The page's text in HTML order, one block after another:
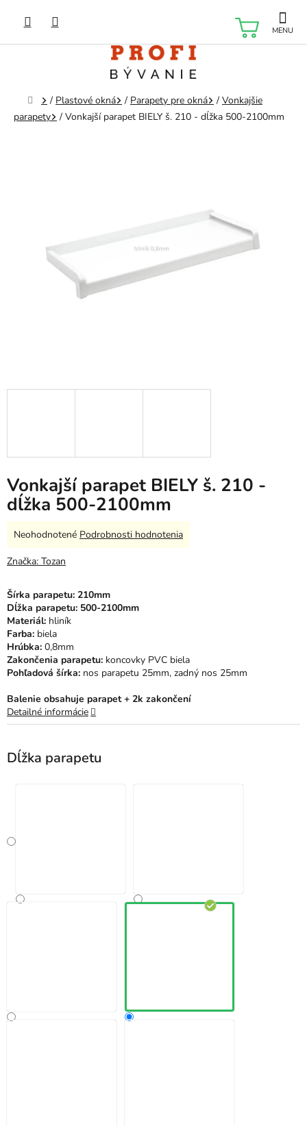
obsah
Domov
/ Plastové okná / Parapety pre okná / Vonkajšie
parapety
/ Vonkajší parapet BIELY š. 210 - dĺžka 500-2100mm
Vonkajší parapet BIELY š. 210 -
dĺžka 500-2100mm
Dĺžka parapetu
Šírka parapetu: 210mm
Dĺžka parapetu: 500-2100mm
Materiál: hliník
Farba: biela
Hrúbka: 0,8mm
Zakončenia parapetu: koncovky PVC biela
Pohľadová šírka: nos parapetu 25mm, zadný nos 25mm
Balenie obsahuje parapet + 2k zakončení
Detailné informácie
Priemerné
produktu
z
5
hviezdičiek.
Neohodnotené Podrobnosti hodnotenia
Značka: Tozan